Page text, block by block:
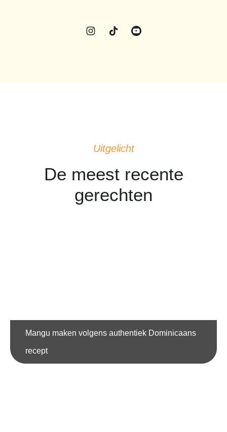
Uitgelicht
De meest recente
gerechten
Mangu maken volgens authentiek Dominicaans
recept